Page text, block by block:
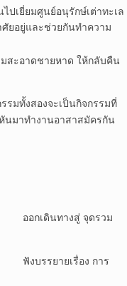
ปเยี่ยมศูนย์อนุรักษ์เต่าทะเล
ศัยอยู่และช่วยกันทำความ
อาดชายหาด ให้กลับคืน
รมทั้งสองจะเป็นกิจกรรมที่
นมาทำงานอาสาสมัครกัน
ดินทางสู่ จุดรวม
รยายเรื่อง การ